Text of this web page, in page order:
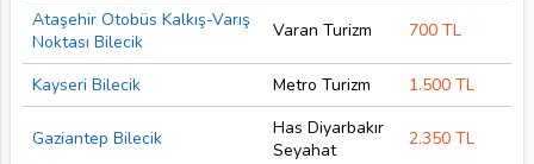
Ataşehir Otobüs Kalkış-Varış
Noktası Bilecik
Varan Turizm 700 TL
Kayseri Bilecik Metro Turizm 1.500 TL
Gaziantep Bilecik
Has Diyarbakır
Seyahat
2.350 TL